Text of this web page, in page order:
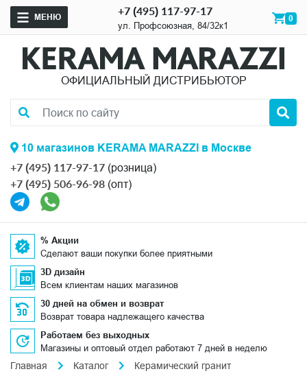
МЕНЮ +7 (495) 117-97-17
ул. Профсоюзная, 84/32к1
0
ОФИЦИАЛЬНЫЙ ДИСТРИБЬЮТОР
10 магазинов KERAMA MARAZZI в Москве
+7 (495) 117-97-17 (розница)
+7 (495) 506-96-98 (опт)
% Акции
Сделают ваши покупки более приятными
3D дизайн
Всем клиентам наших магазинов
30 дней на обмен и возврат
Возврат товара надлежащего качества
Работаем без выходных
Магазины и оптовый отдел работают 7 дней в неделю
Главная
Каталог Керамический гранит